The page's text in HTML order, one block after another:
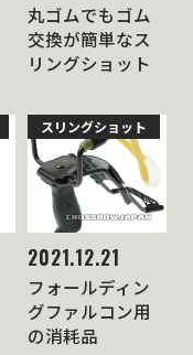
丸ゴムでもゴム
交換が簡単なス
リングショット
スリングショット
2021.12.21
フォールディン
グファルコン用
の消耗品